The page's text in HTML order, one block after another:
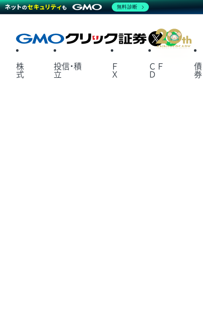
X
株
式
投信・積
立
Ｆ
Ｘ
ＣＦ
Ｄ
債
券
無料診断